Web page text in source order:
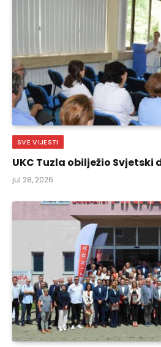
SVE VIJESTI
UKC Tuzla obilježio
jul 28, 2026